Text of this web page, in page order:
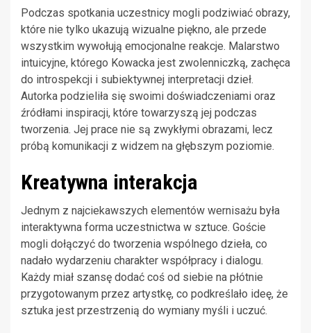
Podczas spotkania uczestnicy mogli podziwiać obrazy,
które nie tylko ukazują wizualne piękno, ale przede
wszystkim wywołują emocjonalne reakcje. Malarstwo
intuicyjne, którego Kowacka jest zwolenniczką, zachęca
do introspekcji i subiektywnej interpretacji dzieł.
Autorka podzieliła się swoimi doświadczeniami oraz
źródłami inspiracji, które towarzyszą jej podczas
tworzenia. Jej prace nie są zwykłymi obrazami, lecz
próbą komunikacji z widzem na głębszym poziomie.
Kreatywna interakcja
Jednym z najciekawszych elementów wernisażu była
interaktywna forma uczestnictwa w sztuce. Goście
mogli dołączyć do tworzenia wspólnego dzieła, co
nadało wydarzeniu charakter współpracy i dialogu.
Każdy miał szansę dodać coś od siebie na płótnie
przygotowanym przez artystkę, co podkreślało ideę, że
sztuka jest przestrzenią do wymiany myśli i uczuć.